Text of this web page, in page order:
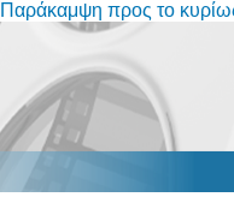
Παράκαμψη προς το